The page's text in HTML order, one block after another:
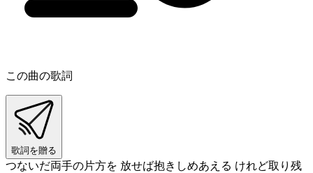
この曲の歌詞
歌詞を贈る
つないだ両手の片方を 放せば抱きしめあえる けれど取り残